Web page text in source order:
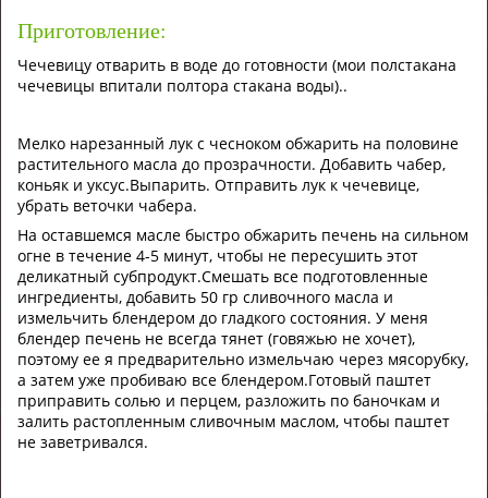
Приготовление:
Чечевицу отварить в воде до готовности (мои полстакана
чечевицы впитали полтора стакана воды)..
Мелко нарезанный лук с чесноком обжарить на половине
растительного масла до прозрачности. Добавить чабер,
коньяк и уксус.Выпарить. Отправить лук к чечевице,
убрать веточки чабера.
На оставшемся масле быстро обжарить печень на сильном
огне в течение 4-5 минут, чтобы не пересушить этот
деликатный субпродукт.Смешать все подготовленные
ингредиенты, добавить 50 гр сливочного масла и
измельчить блендером до гладкого состояния. У меня
блендер печень не всегда тянет (говяжью не хочет),
поэтому ее я предварительно измельчаю через мясорубку,
а затем уже пробиваю все блендером.Готовый паштет
приправить солью и перцем, разложить по баночкам и
залить растопленным сливочным маслом, чтобы паштет
не заветривался.